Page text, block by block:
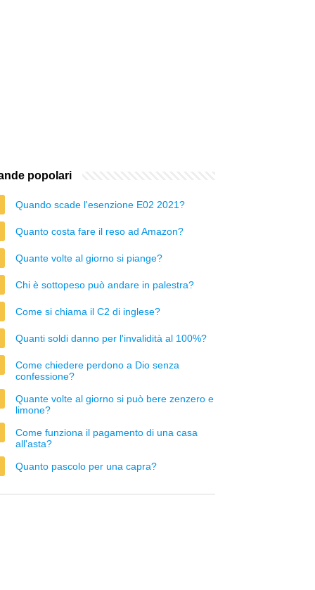
popolari
Quando scade l'esenzione E02 2021?
Quanto costa fare il reso ad Amazon?
Quante volte al giorno si piange?
Chi è sottopeso può andare in palestra?
Come si chiama il C2 di inglese?
Quanti soldi danno per l'invalidità al 100%?
Come chiedere perdono a Dio senza
confessione?
Quante volte al giorno si può bere zenzero e
limone?
Come funziona il pagamento di una casa
all'asta?
Quanto pascolo per una capra?